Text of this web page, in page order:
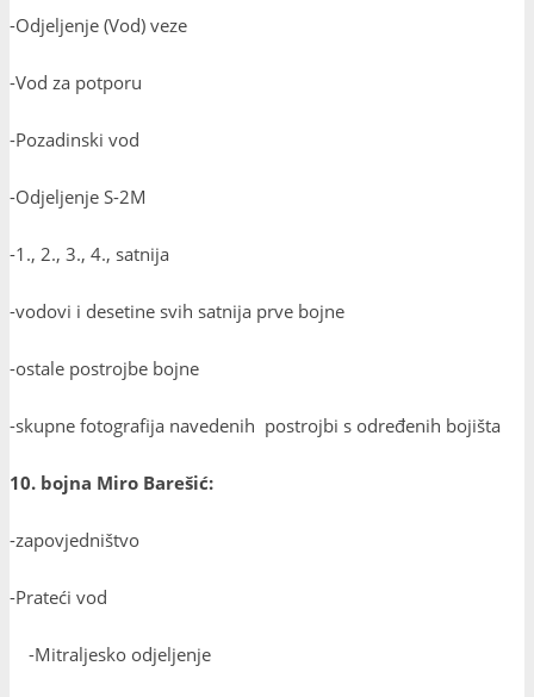
-Odjeljenje (Vod) veze
-Vod za potporu
-Pozadinski vod
-Odjeljenje S-2M
-1., 2., 3., 4., satnija
-vodovi i desetine svih satnija prve bojne
-ostale postrojbe bojne
-skupne fotografija navedenih postrojbi s određenih bojišta
10. bojna Miro Barešić:
-zapovjedništvo
-Prateći vod
-Mitraljesko odjeljenje